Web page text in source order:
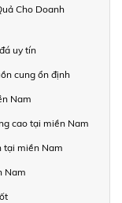
Cho Doanh
uy tín
cung ổn định
Nam
cao tại miền Nam
tại miền Nam
Nam